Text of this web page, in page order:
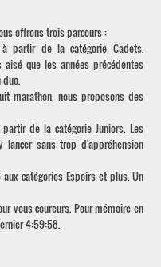
offrons trois parcours :
partir de la catégorie Cadets.
que les années précédentes
marathon, nous proposons des
de la catégorie Juniors. Les
lancer sans trop d'appréhension
catégories Espoirs et plus. Un
vous coureurs. Pour mémoire en
4:59:58.